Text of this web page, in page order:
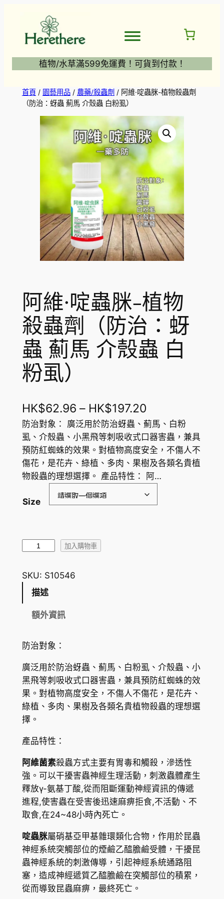
植物/水草滿599免運費！可貨到付款！
首頁/ 園藝用品/ 農藥/殺蟲劑 / 阿維·啶蟲脒-植物殺蟲劑
（防治：蚜蟲 薊馬 介殼蟲 白粉虱）
阿維·啶蟲脒-植物
殺蟲劑（防治：蚜
蟲 薊馬 介殼蟲 白
粉虱）
HK$62.96 – HK$197.20價
格
範
圍
：
H
K
$
1
.
2
0
防治對象： 廣泛用於防治蚜蟲、薊馬、白粉
虱、介殼蟲、小黑飛等刺吸收式口器害蟲，兼具
預防紅蜘蛛的效果。對植物高度安全，不傷人不
傷花，是花卉、綠植、多肉、果樹及各類名貴植
物殺蟲的理想選擇。 產品特性： 阿…
Size
·
啶
物
殺
蟲
劑
（
防
：
蟲
薊
馬
介
殼
蟲
白
粉
虱
）
加入購物車
SKU: S10546
描述
額外資訊
防治對象：
廣泛用於防治蚜蟲、薊馬、白粉虱、介殼蟲、小
黑飛等刺吸收式口器害蟲，兼具預防紅蜘蛛的效
果。對植物高度安全，不傷人不傷花，是花卉、
綠植、多肉、果樹及各類名貴植物殺蟲的理想選
擇。
產品特性：
阿維菌素殺蟲方式主要有胃毒和觸殺，滲透性
強。可以干擾害蟲神經生理活動，刺激蟲體產生
釋放γ-氨基丁酸,從而阻斷運動神經資訊的傳遞
進程,使害蟲在受害後迅速麻痹拒食,不活動、不
取食,在24~48小時內死亡。
啶蟲脒屬硝基亞甲基雜環類化合物，作用於昆蟲
神經系統突觸部位的煙鹼乙醯膽鹼受體，干擾昆
蟲神經系統的刺激傳導，引起神經系統通路阻
塞，造成神經遞質乙醯膽鹼在突觸部位的積累，
從而導致昆蟲麻痹，最終死亡。